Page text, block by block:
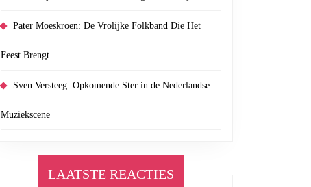
Pater Moeskroen: De Vrolijke Folkband Die Het
Feest Brengt
Sven Versteeg: Opkomende Ster in de Nederlandse
Muziekscene
LAATSTE REACTIES